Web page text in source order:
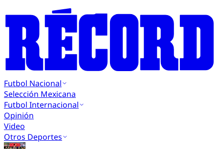
Futbol Nacional
Selección Mexicana
Futbol Internacional
Opinión
Video
Otros Deportes